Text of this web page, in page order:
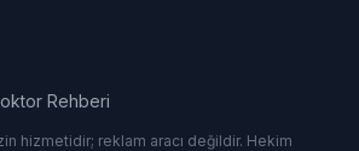
Rehberi
hizmetidir; reklam aracı değildir. Hekim